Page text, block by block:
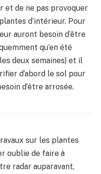
et de ne pas provoquer
d’intérieur. Pour
auront besoin d’être
qu’en été
deux semaines) et il
d’abord le sol pour
d’être arrosée.
sur les plantes
oublie de faire à
radar auparavant,